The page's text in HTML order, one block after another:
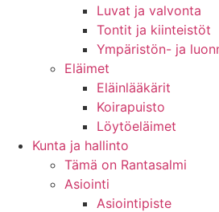
Luvat ja valvonta
Tontit ja kiinteistöt
Ympäristön- ja
Eläimet
Eläinlääkärit
Koirapuisto
Löytöeläimet
Kunta ja hallinto
Tämä on Rantasalmi
Asiointi
Asiointipiste